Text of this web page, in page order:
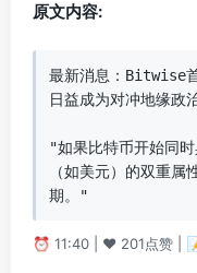
原文内容:
最新消息：Bitwise
日益成为对冲地缘政
"如果比特币开始同
（如美元）的双重
期。"
⏰ 11:40 | ❤️ 201点赞 |